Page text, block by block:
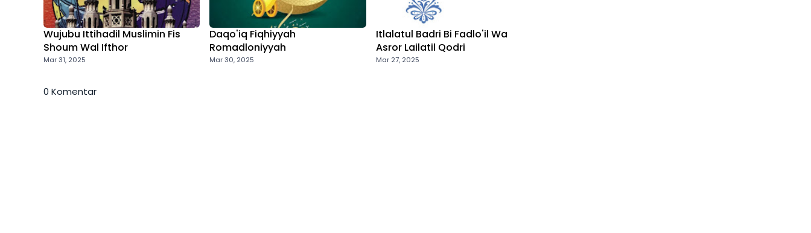
Wujubu Ittihadil Muslimin Fis
Shoum Wal Ifthor
Mar 31, 2025
Daqo'iq Fiqhiyyah
Romadloniyyah
Mar 30, 2025
Itlalatul Badri Bi Fadlo'il Wa
Asror Lailatil Qodri
Mar 27, 2025
0 Komentar